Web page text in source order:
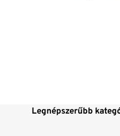
Legnépszerűbb